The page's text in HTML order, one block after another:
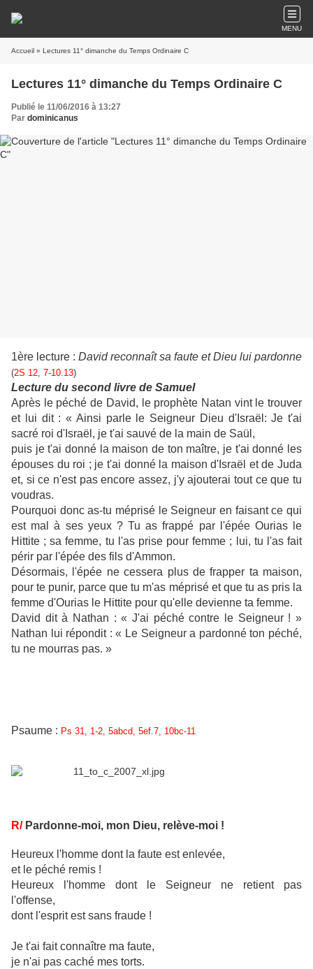
MENU
Accueil » Lectures 11° dimanche du Temps Ordinaire C
Lectures 11° dimanche du Temps Ordinaire C
Publié le 11/06/2016 à 13:27
Par dominicanus
1ère lecture : David reconnaît sa faute et Dieu lui pardonne
(2S 12, 7-10.13)
Lecture du second livre de Samuel
Après le péché de David, le prophète Natan vint le trouver
et lui dit : « Ainsi parle le Seigneur Dieu d'Israël: Je t'ai
sacré roi d'Israël, je t'ai sauvé de la main de Saül,
puis je t'ai donné la maison de ton maître, je t'ai donné les
épouses du roi ; je t'ai donné la maison d'Israël et de Juda
et, si ce n'est pas encore assez, j'y ajouterai tout ce que tu
voudras.
Pourquoi donc as-tu méprisé le Seigneur en faisant ce qui
est mal à ses yeux ? Tu as frappé par l'épée Ourias le
Hittite ; sa femme, tu l'as prise pour femme ; lui, tu l'as fait
périr par l'épée des fils d'Ammon.
Désormais, l'épée ne cessera plus de frapper ta maison,
pour te punir, parce que tu m'as méprisé et que tu as pris la
femme d'Ourias le Hittite pour qu'elle devienne ta femme.
David dit à Nathan : « J'ai péché contre le Seigneur ! »
Nathan lui répondit : « Le Seigneur a pardonné ton péché,
tu ne mourras pas. »
Psaume : Ps 31, 1-2, 5abcd, 5ef.7, 10bc-11
R/Pardonne-moi, mon Dieu, relève-moi !
Heureux l'homme dont la faute est enlevée,
et le péché remis !
Heureux l'homme dont le Seigneur ne retient pas
l'offense,
dont l'esprit est sans fraude !
Je t'ai fait connaître ma faute,
je n'ai pas caché mes torts.